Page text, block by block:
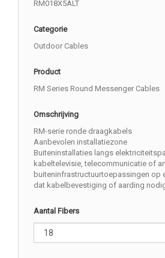
RM018X5ALT
Categorie
Outdoor Cables
Product
RM Series Round Messenger Cables
Omschrijving
RM-serie ronde draagkabels
Aanbevolen installatiezone
Buiteninstallaties langs
kabeltelevisie, telecommunicatie of
buiteninfrastructuurtoepassingen op
dat kabelbevestiging of aarding
Aantal Fibers